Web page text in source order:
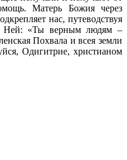
Матерь Божия через
нас, путеводствуя
Ней: «Ты верным людям –
Похвала и всея земли
Одигитрие, христианом